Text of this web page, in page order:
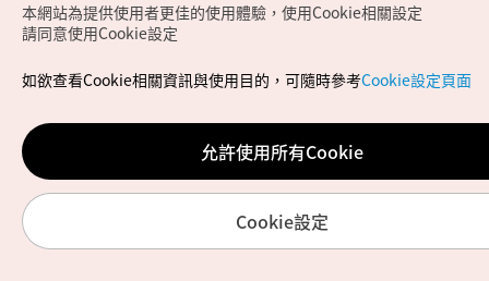
Copyrights (c) 韓國觀光公社版權所有
如有相關疑問或建議，歡迎來信至官方信箱
chinese_big5@knto.or.kr
本網站為提供使用者更佳的使用體驗，使用Cookie相關設定
請同意使用Cookie設定
如欲查看Cookie相關資訊與使用目的，可隨時參考Cookie設定頁面
允許使用所有Cookie
Cookie設定